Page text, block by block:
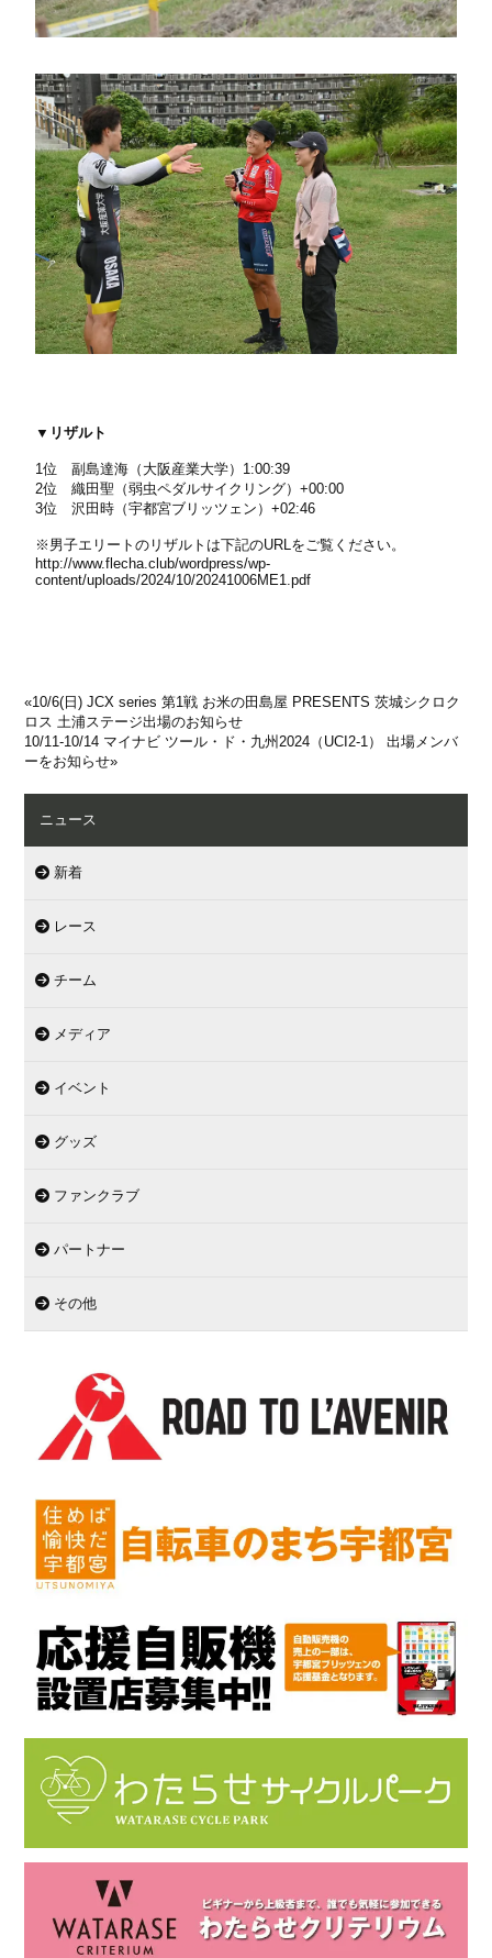
▼リザルト
1位 副島達海（大阪産業大学）1:00:39
2位 織田聖（弱虫ペダルサイクリング）+00:00
3位 沢田時（宇都宮ブリッツェン）+02:46
※男子エリートのリザルトは下記のURLをご覧ください。
http://www.flecha.club/wordpress/wp-
content/uploads/2024/10/20241006ME1.pdf
«10/6(日) JCX series 第1戦 お米の田島屋 PRESENTS 茨城シクロク
ロス 土浦ステージ出場のお知らせ
10/11-10/14 マイナビ ツール・ド・九州2024（UCI2-1） 出場メンバ
ーをお知らせ»
ニュース
新着
レース
チーム
メディア
イベント
グッズ
ファンクラブ
パートナー
その他